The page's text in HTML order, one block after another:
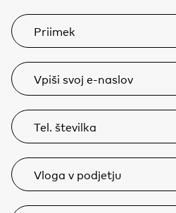
Priimek
Vpiši svoj e-naslov
Tel. številka
Vloga v podjetju